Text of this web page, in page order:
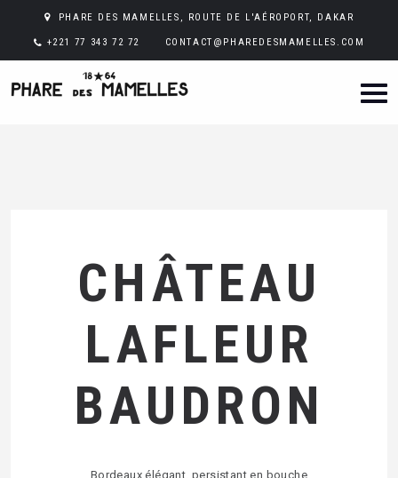
PHARE DES MAMELLES, ROUTE DE L'AÉROPORT, DAKAR
+221 77 343 72 72 CONTACT@PHAREDESMAMELLES.COM
CHÂTEAU
LAFLEUR
BAUDRON
Bordeaux élégant, persistant en bouche